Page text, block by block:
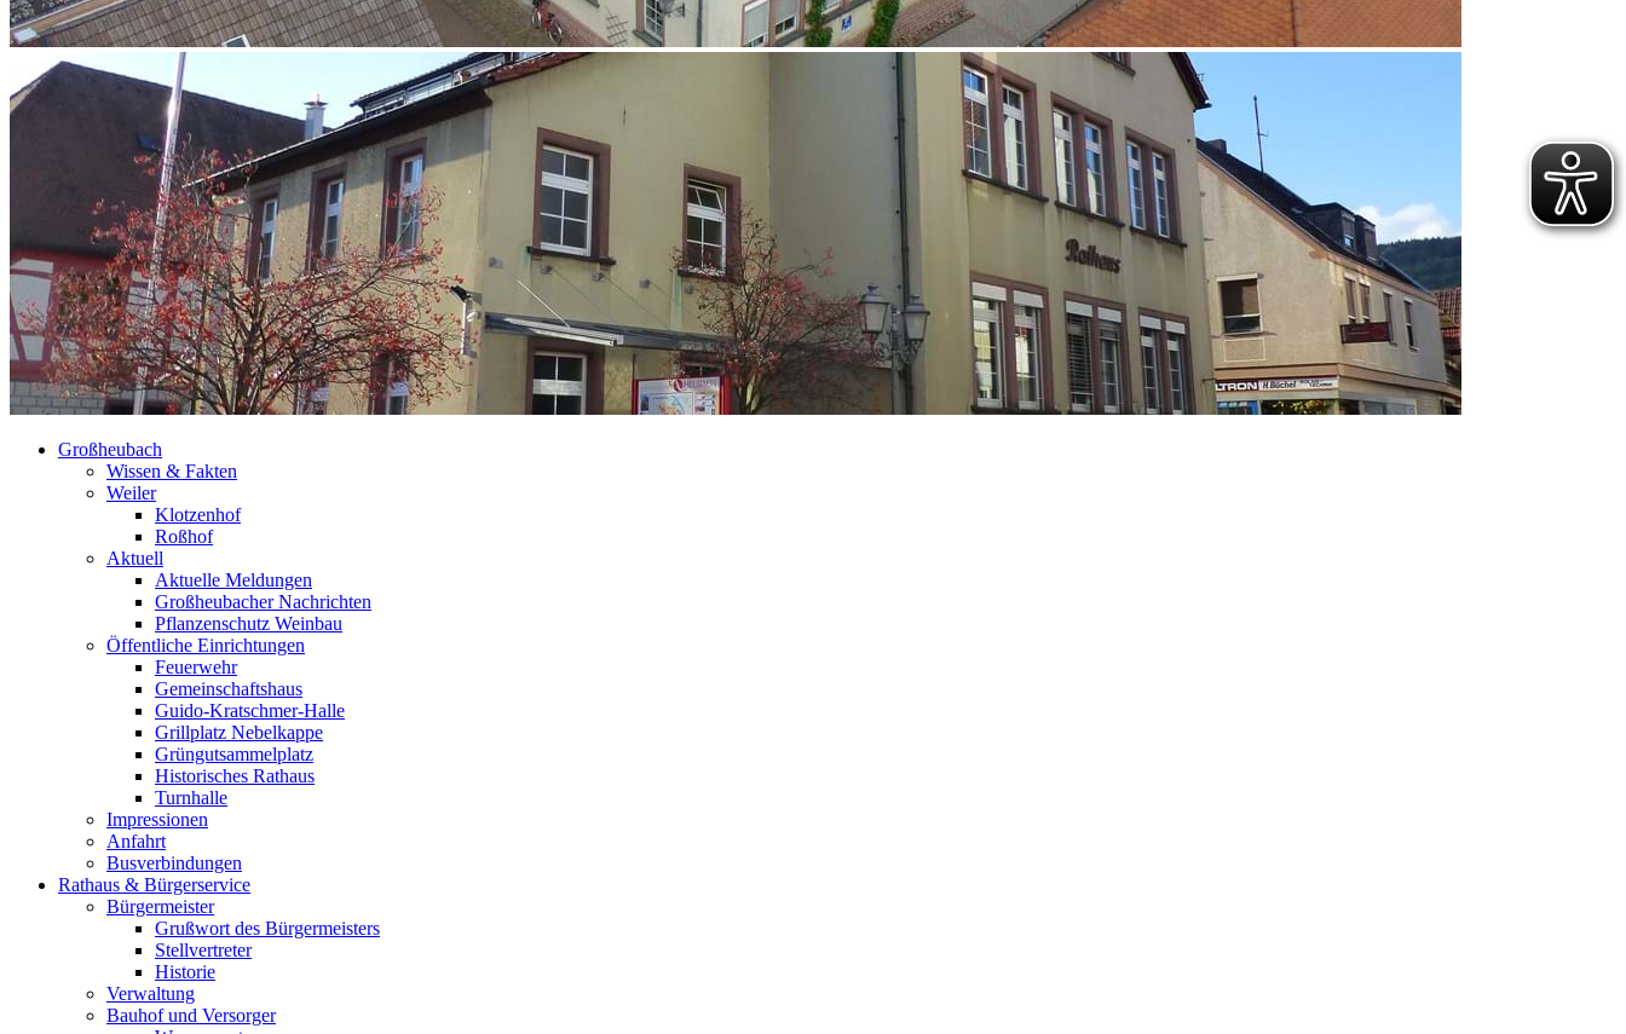
Großheubach
Wissen & Fakten
Weiler
Klotzenhof
Roßhof
Aktuell
Aktuelle Meldungen
Großheubacher Nachrichten
Pflanzenschutz Weinbau
Öffentliche Einrichtungen
Feuerwehr
Gemeinschaftshaus
Guido-Kratschmer-Halle
Grillplatz Nebelkappe
Grüngutsammelplatz
Historisches Rathaus
Turnhalle
Impressionen
Anfahrt
Busverbindungen
Rathaus & Bürgerservice
Bürgermeister
Grußwort des Bürgermeisters
Stellvertreter
Historie
Verwaltung
Bauhof und Versorger